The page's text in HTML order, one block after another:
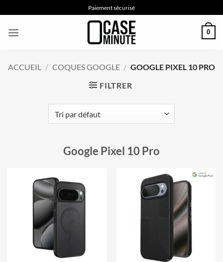
au
contenu
Paiement sécurisé
0
ACCUEIL / COQUES GOOGLE / GOOGLE PIXEL 10 PRO
FILTRER
Google Pixel 10 Pro